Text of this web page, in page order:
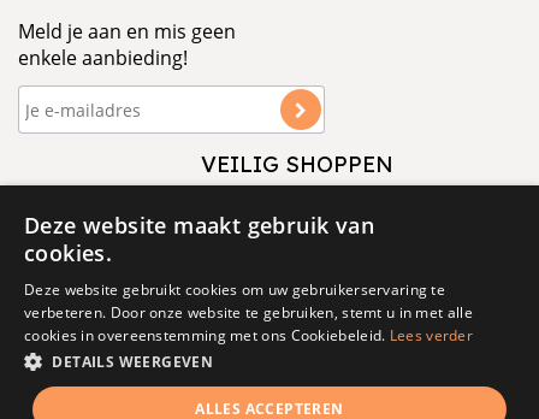
Meld je aan en mis geen
enkele aanbieding!
VEILIG SHOPPEN
Deze website maakt gebruik van
cookies.
Deze website gebruikt cookies om uw gebruikerservaring te
verbeteren. Door onze website te gebruiken, stemt u in met alle
cookies in overeenstemming met ons Cookiebeleid. Lees verder
DETAILS WEERGEVEN
ALLES ACCEPTEREN